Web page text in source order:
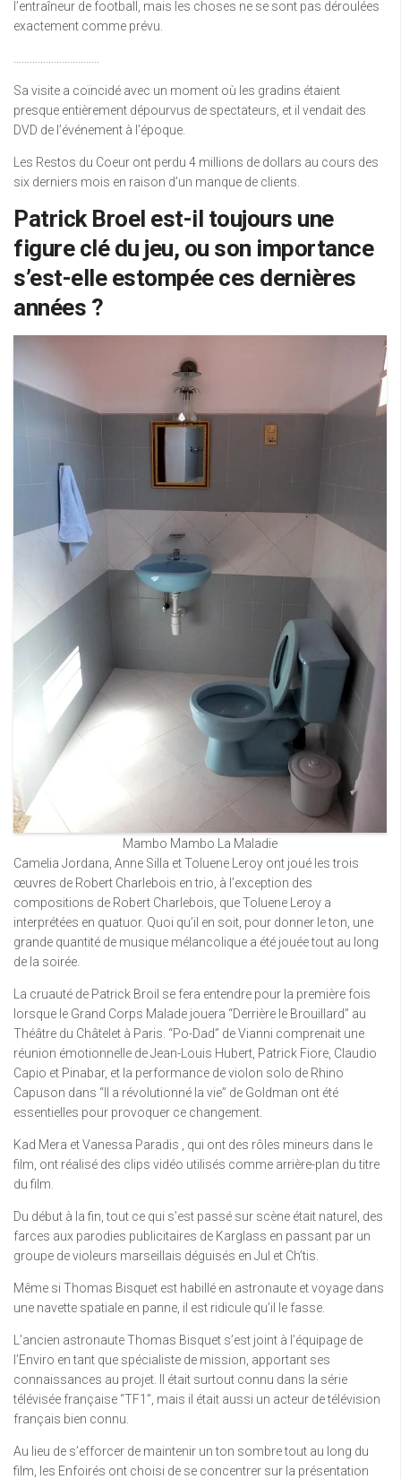
l’entraîneur de football, mais les choses ne se sont pas déroulées
exactement comme prévu.
Sa visite a coïncidé avec un moment où les gradins étaient
presque entièrement dépourvus de spectateurs, et il vendait des
DVD de l’événement à l’époque.
Les Restos du Coeur ont perdu 4 millions de dollars au cours des
six derniers mois en raison d’un manque de clients.
Patrick Broel est-il toujours une
figure clé du jeu, ou son importance
s’est-elle estompée ces dernières
années ?
Mambo Mambo La Maladie
Camelia Jordana, Anne Silla et Toluene Leroy ont joué les trois
œuvres de Robert Charlebois en trio, à l’exception des
compositions de Robert Charlebois, que Toluene Leroy a
interprétées en quatuor. Quoi qu’il en soit, pour donner le ton, une
grande quantité de musique mélancolique a été jouée tout au long
de la soirée.
La cruauté de Patrick Broil se fera entendre pour la première fois
lorsque le Grand Corps Malade jouera “Derrière le Brouillard” au
Théâtre du Châtelet à Paris. “Po-Dad” de Vianni comprenait une
réunion émotionnelle de Jean-Louis Hubert, Patrick Fiore, Claudio
Capio et Pinabar, et la performance de violon solo de Rhino
Capuson dans “Il a révolutionné la vie” de Goldman ont été
essentielles pour provoquer ce changement.
Kad Mera et Vanessa Paradis , qui ont des rôles mineurs dans le
film, ont réalisé des clips vidéo utilisés comme arrière-plan du titre
du film.
Du début à la fin, tout ce qui s’est passé sur scène était naturel, des
farces aux parodies publicitaires de Karglass en passant par un
groupe de violeurs marseillais déguisés en Jul et Ch’tis.
Même si Thomas Bisquet est habillé en astronaute et voyage dans
une navette spatiale en panne, il est ridicule qu’il le fasse.
L’ancien astronaute Thomas Bisquet s’est joint à l’équipage de
l’Enviro en tant que spécialiste de mission, apportant ses
connaissances au projet. Il était surtout connu dans la série
télévisée française “TF1”, mais il était aussi un acteur de télévision
français bien connu.
Au lieu de s’efforcer de maintenir un ton sombre tout au long du
film, les Enfoirés ont choisi de se concentrer sur la présentation